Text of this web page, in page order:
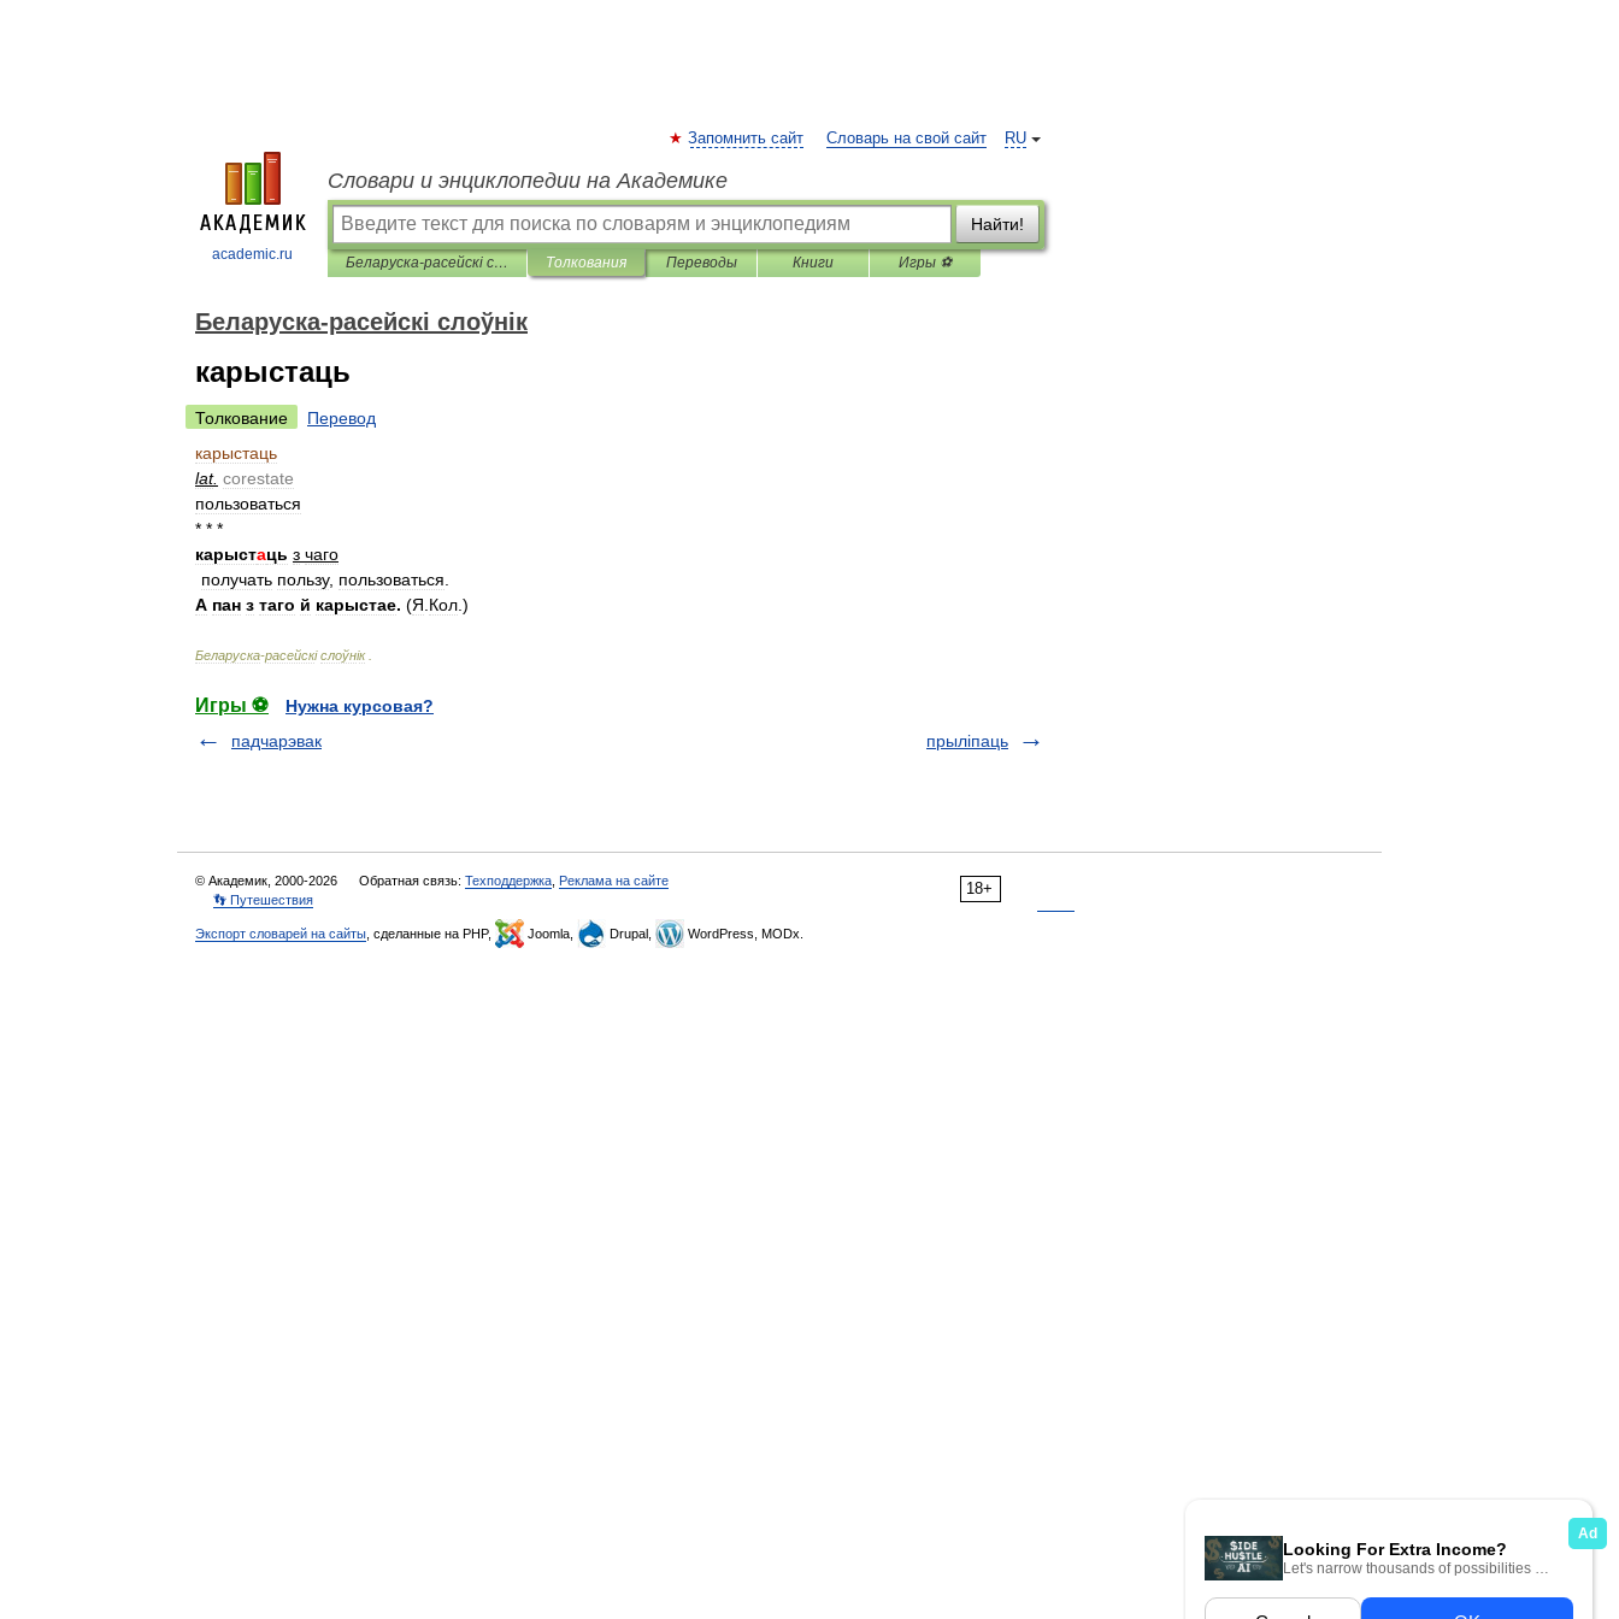
academic.ru
RU
Запомнить сайт Словарь на свой сайт
Словари и энциклопедии на Академике
Найти!
Беларуска-расейскі слоўнік Толкования Переводы Книги Игры ⚽
Беларуска-расейскі слоўнік
карыстаць
Толкование
Перевод
карыстаць
lat. corestate
пользоваться
* * *
карыстаць з чаго
получать пользу, пользоваться
А пан з таго й карыстае. (Я Кол .)
Беларуска-расейскіслоўнік
Игры ⚽
Нужна курсовая?
падчарэвак
прыліпаць
18+
© Академик, 2000-2026 Обратная связь: Техподдержка Реклама на сайте
👣 Путешествия
Экспорт словарей на сайты , сделанные на PHP, Joomla, Drupal, WordPress, MODx.